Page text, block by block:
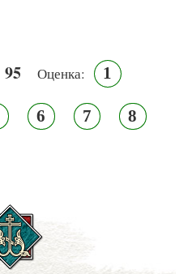
95 Оценка: 1
6 7 8